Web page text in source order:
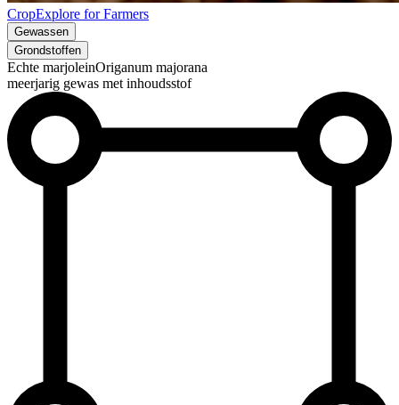
CropExplore for Farmers
Gewassen
Grondstoffen
Echte marjoleinOriganum majorana
meerjarig gewas met inhoudsstof